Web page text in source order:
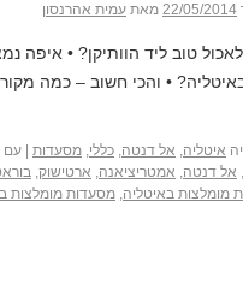
22/05/2014 מאת עמית אהרנסון
טוב ליד הוותיקן? • איפה
• והכי חשוב – כמה
איטליה, אל דנטה, כללי, מסעדות עם
, אל דנטה, אמטריציאנה, ארטישוק,
מומלצות באיטליה, מסעדות מומלצות